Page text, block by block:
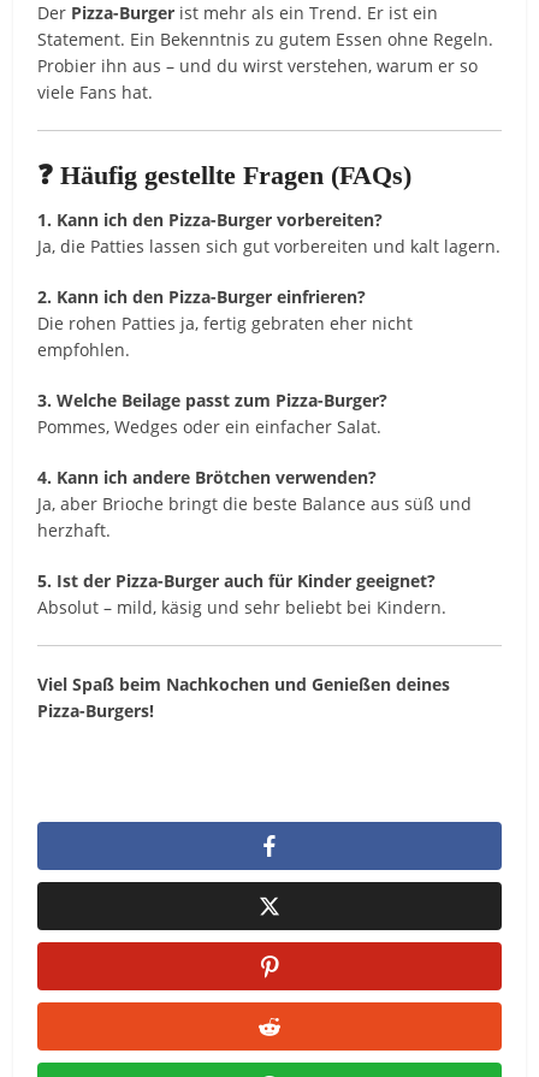
Der Pizza-Burger ist mehr als ein Trend. Er ist ein
Statement. Ein Bekenntnis zu gutem Essen ohne Regeln.
Probier ihn aus – und du wirst verstehen, warum er so
viele Fans hat.
❓ Häufig gestellte Fragen (FAQs)
1. Kann ich den Pizza-Burger vorbereiten?
Ja, die Patties lassen sich gut vorbereiten und kalt lagern.
2. Kann ich den Pizza-Burger einfrieren?
Die rohen Patties ja, fertig gebraten eher nicht
empfohlen.
3. Welche Beilage passt zum Pizza-Burger?
Pommes, Wedges oder ein einfacher Salat.
4. Kann ich andere Brötchen verwenden?
Ja, aber Brioche bringt die beste Balance aus süß und
herzhaft.
5. Ist der Pizza-Burger auch für Kinder geeignet?
Absolut – mild, käsig und sehr beliebt bei Kindern.
Viel Spaß beim Nachkochen und Genießen deines
Pizza-Burgers!